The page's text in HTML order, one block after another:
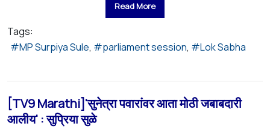
Read More
Tags:
MP Surpiya Sule
parliament session Lok Sabha
[TV9 Marathi]'सुनेत्रा पवारांवर आता मोठी जबाबदारी
आलीय' : सुप्रिया सुळे